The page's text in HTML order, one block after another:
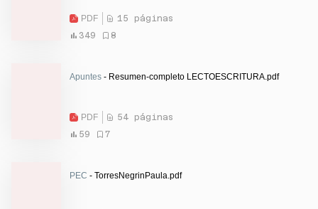
PDF
15 páginas
349
8
Apuntes - Resumen-completo LECTOESCRITURA.pdf
PDF
54 páginas
59
7
PEC - TorresNegrinPaula.pdf